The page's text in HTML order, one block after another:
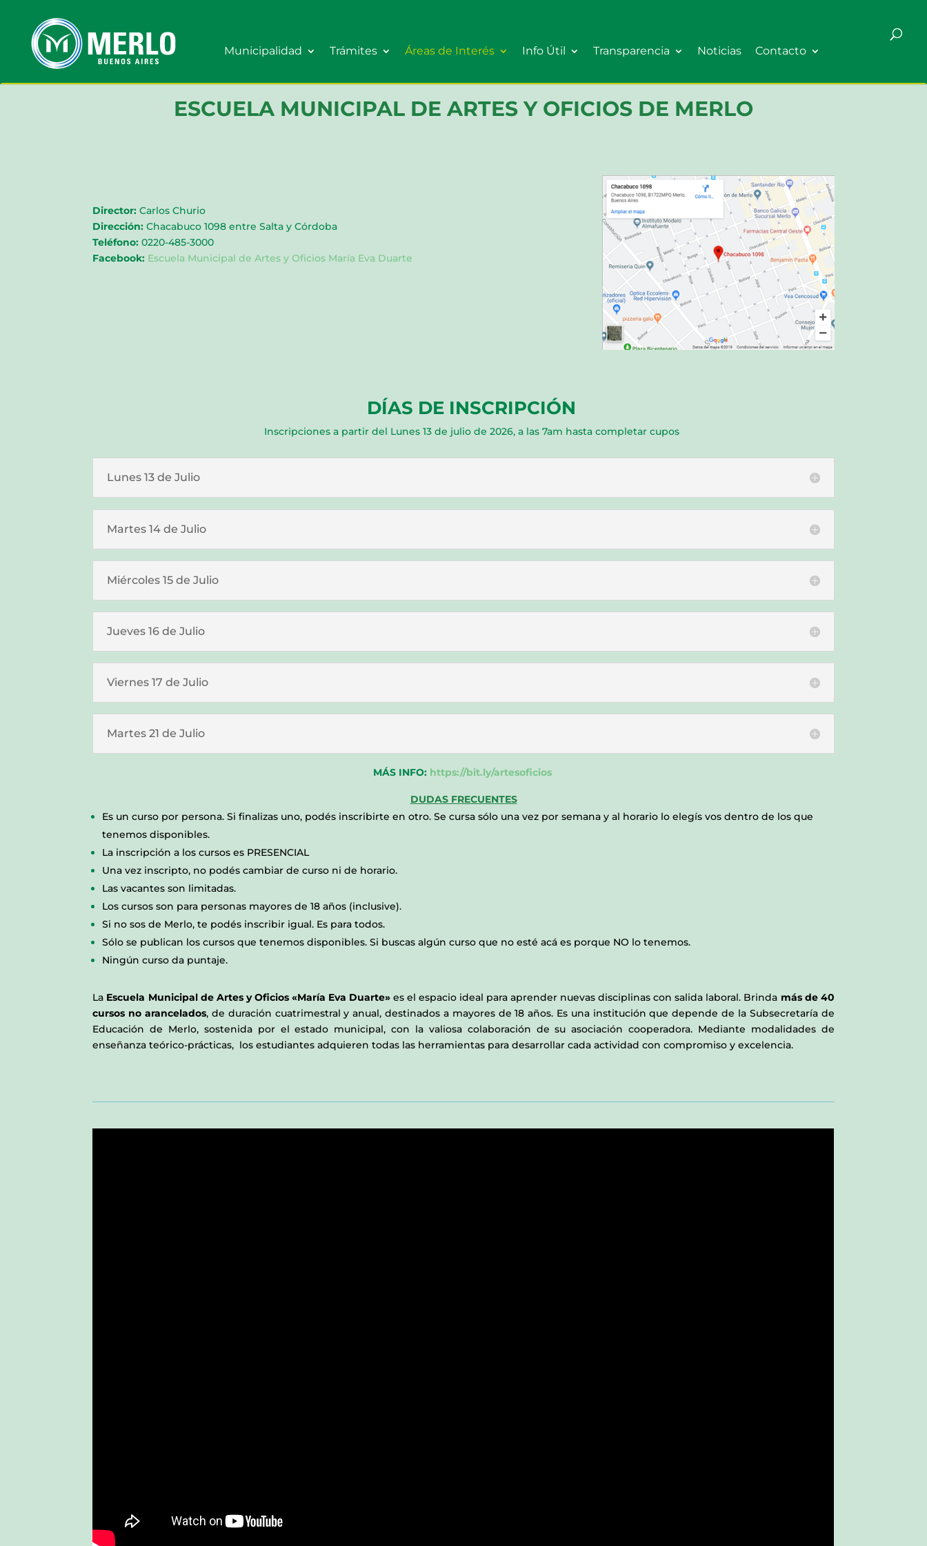
Municipalidad Trámites Áreas de Interés Info Útil Transparencia Noticias Contacto
ESCUELA MUNICIPAL DE ARTES Y OFICIOS DE MERLO
Director:Carlos Churio
Dirección:Chacabuco 1098 entre Salta y Córdoba
Teléfono:0220-485-3000
Facebook: Escuela Municipal de Artes y Oficios María Eva Duarte
DÍAS DE INSCRIPCIÓN
Inscripciones a partir del Lunes 13 de julio de 2026, a las 7am hasta completar cupos
Lunes 13 de Julio
Martes 14 de Julio
Miércoles 15 de Julio
Jueves 16 de Julio
Viernes 17 de Julio
Martes 21 de Julio
MÁS INFO: https://bit.ly/artesoficios
DUDAS FRECUENTES
Es un curso por persona. Si finalizas uno, podés inscribirte en otro. Se cursa sólo una vez por semana y al horario lo elegís vos dentro de los que
tenemos disponibles.
La inscripción a los cursos es PRESENCIAL
Una vez inscripto, no podés cambiar de curso ni de horario.
Las vacantes son limitadas.
Los cursos son para personas mayores de 18 años (inclusive).
Si no sos de Merlo, te podés inscribir igual. Es para todos.
Sólo se publican los cursos que tenemos disponibles. Si buscas algún curso que no esté acá es porque NO lo tenemos.
Ningún curso da puntaje.
La Escuela Municipal de Artes y Oficios «María Eva Duarte»es el espacio ideal para aprender nuevas disciplinas con salida laboral. Brinda más de 40
cursos no arancelados, de duración cuatrimestral y anual, destinados a mayores de 18 años. Es una institución que depende de la Subsecretaría de
Educación de Merlo, sostenida por el estado municipal, con la valiosa colaboración de su asociación cooperadora. Mediante modalidades de
enseñanza teórico-prácticas, los estudiantes adquieren todas las herramientas para desarrollar cada actividad con compromiso y excelencia.